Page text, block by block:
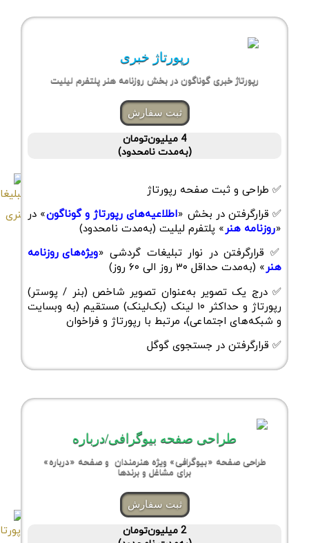
رپورتاژ خبری
رپورتاژ خبری گوناگون در بخش روزنامه هنر پلتفرم لیلیت
ثبت سفارش
4 میلیون‌تومان
(به‌مدت نامحدود)
✅ طراحی و ثبت صفحه رپورتاژ
✅ قرارگرفتن در بخش «اطلاعیه‌های رپورتاژ و گوناگون» در
«روزنامه هنر » پلتفرم لیلیت (به‌مدت نامحدود)
✅ قرارگرفتن در نوار تبلیغات گردشی «ویژه‌های روزنامه
هنر» (به‌مدت حداقل ۳۰ روز الی ۶۰ روز)
✅ درج یک تصویر به‌عنوان تصویر شاخص (بنر / پوستر)
رپورتاژ و حداکثر ۱۰ لینک (بک‌لینک) مستقیم (به وبسایت
و شبکه‌های اجتماعی)، مرتبط با رپورتاژ و فراخوان
✅ قرارگرفتن در جستجوی گوگل
طراحی صفحه بیوگرافی/درباره
طراحی صفحه «بیوگرافی» ویژه هنرمندان و صفحه «درباره»
برای مشاغل و برندها
ثبت سفارش
2 میلیون‌تومان